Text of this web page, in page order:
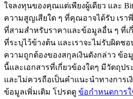
กิจกรรมเพิ่มเติม
รับรางวัลและสิทธิพิเศษสุดพิเศษ
ศูนย์รางวัล
ใจลงทุนของคุณแต่เพียงผู้เดียว และ
ความสูญเสียใด ๆ ที่คุณอาจได้รับ เร
ที่สามสำหรับราคาและข้อมูลอื่น ๆ ที่เ
ที่ระบุไว้ข้างต้น และเราจะไม่รับผิดช
ความถูกต้องของสกุลเงินดังกล่าว ข้
นี้และเอกสารที่เกี่ยวข้องใดๆ มีวัตถุป
และไม่ควรถือเป็นคำแนะนำทางการ
ข้อมูลเพิ่มเติม โปรดดู ข้อกำหนดการ